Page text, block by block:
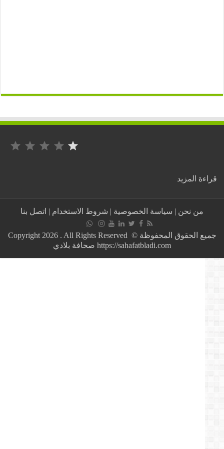
المزيد :
الذي
شعار
من نحن| سياسة الخصوصية|شروط الاستخدام|اتصل بنا
جميع الحقوق المحفوظة © Copyright 2026 . All Rights Reserved
https://sahafatbladi.com صحافة بلادي